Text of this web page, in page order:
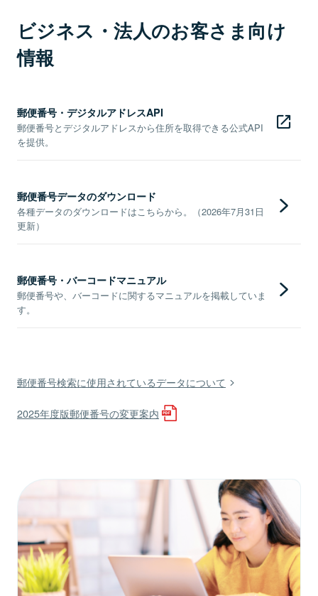
ビジネス・法人のお客さま向け
情報
郵便番号・デジタルアドレスAPI
郵便番号とデジタルアドレスから住所を取得できる公式API
を提供。
郵便番号データのダウンロード
各種データのダウンロードはこちらから。（2026年7月31日
更新）
郵便番号・バーコードマニュアル
郵便番号や、バーコードに関するマニュアルを掲載していま
す。
郵便番号検索に使用されているデータについて
2025年度版郵便番号の変更案内